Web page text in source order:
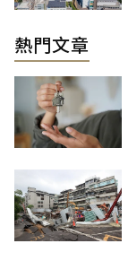
熱門文章